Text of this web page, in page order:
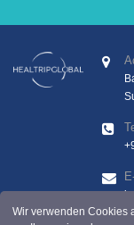
Wir verwenden Cookies